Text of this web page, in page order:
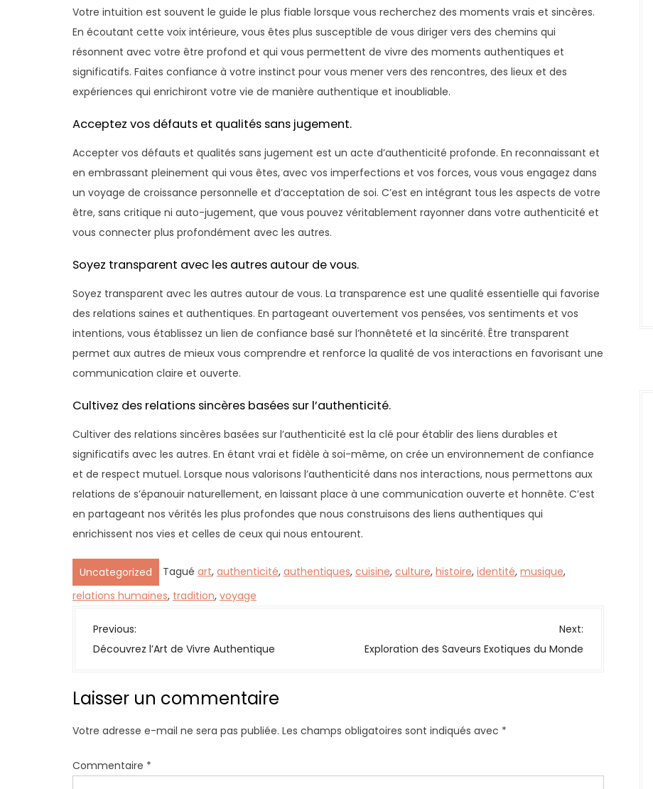
Votre intuition est souvent le guide le plus fiable lorsque vous recherchez des moments vrais et sincères.
En écoutant cette voix intérieure, vous êtes plus susceptible de vous diriger vers des chemins qui
résonnent avec votre être profond et qui vous permettent de vivre des moments authentiques et
significatifs. Faites confiance à votre instinct pour vous mener vers des rencontres, des lieux et des
expériences qui enrichiront votre vie de manière authentique et inoubliable.
Acceptez vos défauts et qualités sans jugement.
Accepter vos défauts et qualités sans jugement est un acte d’authenticité profonde. En reconnaissant et
en embrassant pleinement qui vous êtes, avec vos imperfections et vos forces, vous vous engagez dans
un voyage de croissance personnelle et d’acceptation de soi. C’est en intégrant tous les aspects de votre
être, sans critique ni auto-jugement, que vous pouvez véritablement rayonner dans votre authenticité et
vous connecter plus profondément avec les autres.
Soyez transparent avec les autres autour de vous.
Soyez transparent avec les autres autour de vous. La transparence est une qualité essentielle qui favorise
des relations saines et authentiques. En partageant ouvertement vos pensées, vos sentiments et vos
intentions, vous établissez un lien de confiance basé sur l’honnêteté et la sincérité. Être transparent
permet aux autres de mieux vous comprendre et renforce la qualité de vos interactions en favorisant une
communication claire et ouverte.
Cultivez des relations sincères basées sur l’authenticité.
Cultiver des relations sincères basées sur l’authenticité est la clé pour établir des liens durables et
significatifs avec les autres. En étant vrai et fidèle à soi-même, on crée un environnement de confiance
et de respect mutuel. Lorsque nous valorisons l’authenticité dans nos interactions, nous permettons aux
relations de s’épanouir naturellement, en laissant place à une communication ouverte et honnête. C’est
en partageant nos vérités les plus profondes que nous construisons des liens authentiques qui
enrichissent nos vies et celles de ceux qui nous entourent.
Uncategorized Tagué art, authenticité, authentiques, cuisine, culture, histoire, identité, musique,
relations humaines, tradition, voyage
N
a
i
g
a
i
o
Previous:
Découvrez l’Art de Vivre Authentique
Next:
Exploration des Saveurs Exotiques du Monde
Laisser un commentaire
Votre adresse e-mail ne sera pas publiée. Les champs obligatoires sont indiqués avec *
Commentaire *